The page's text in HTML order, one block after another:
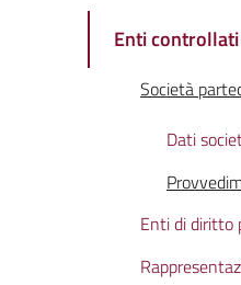
Enti controllati
Società
Dati
Enti di diritto